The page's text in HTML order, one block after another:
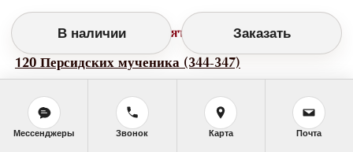
День памяти святых
120 Персидских мученика (344-347)
В наличии Заказать
Мессенджеры Звонок Карта Почта